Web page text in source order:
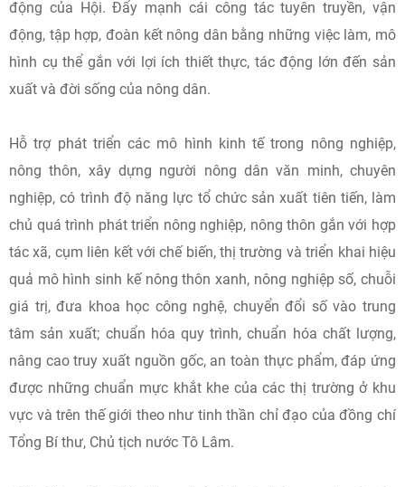
động của Hội. Đẩy mạnh cái công tác tuyên truyền, vận
động, tập hợp, đoàn kết nông dân bằng những việc làm, mô
hình cụ thể gắn với lợi ích thiết thực, tác động lớn đến sản
xuất và đời sống của nông dân.
Hỗ trợ phát triển các mô hình kinh tế trong nông nghiệp,
nông thôn, xây dựng người nông dân văn minh, chuyên
nghiệp, có trình độ năng lực tổ chức sản xuất tiên tiến, làm
chủ quá trình phát triển nông nghiệp, nông thôn gắn với hợp
tác xã, cụm liên kết với chế biến, thị trường và triển khai hiệu
quả mô hình sinh kế nông thôn xanh, nông nghiệp số, chuỗi
giá trị, đưa khoa học công nghệ, chuyển đổi số vào trung
tâm sản xuất; chuẩn hóa quy trình, chuẩn hóa chất lượng,
nâng cao truy xuất nguồn gốc, an toàn thực phẩm, đáp ứng
được những chuẩn mực khắt khe của các thị trường ở khu
vực và trên thế giới theo như tinh thần chỉ đạo của đồng chí
Tổng Bí thư, Chủ tịch nước Tô Lâm.